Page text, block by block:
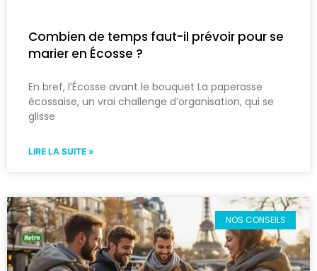
Combien de temps faut-il prévoir pour se
marier en Écosse ?
En bref, l’Écosse avant le bouquet La paperasse
écossaise, un vrai challenge d’organisation, qui se
glisse
LIRE LA SUITE »
NOS CONSEILS